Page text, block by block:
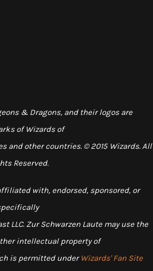
& Dragons, and their logos are
of Wizards of
and other countries. © 2015 Wizards. All
Reserved.
with, endorsed, sponsored, or
LLC. Zur Schwarzen Laute may use the
intellectual property of
is permitted under Wizards' Fan Site